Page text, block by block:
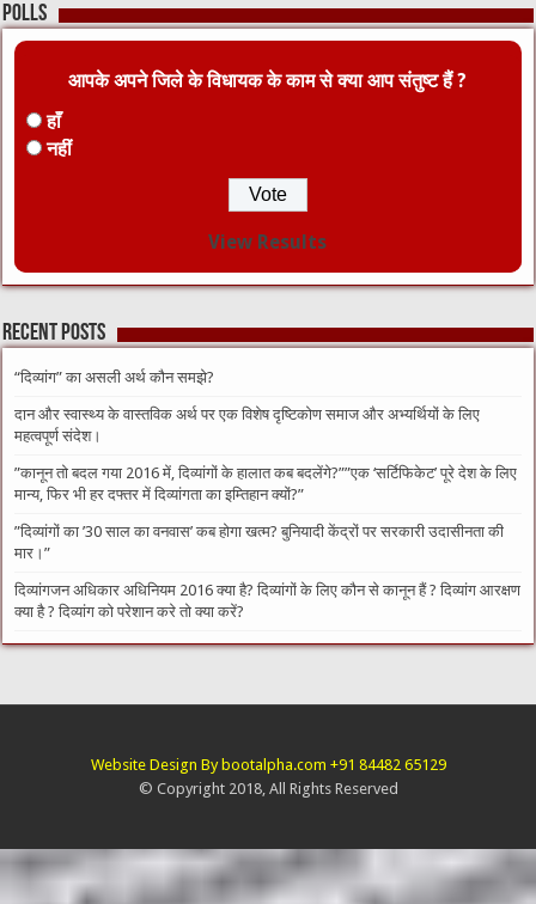
Polls
आपके अपने जिले के विधायक के काम से क्या आप संतुष्ट हैं ?
हाँ
नहीं
View Results
Recent Posts
“दिव्यांग” का असली अर्थ कौन समझे?
दान और स्वास्थ्य के वास्तविक अर्थ पर एक विशेष दृष्टिकोण समाज और अभ्यर्थियों के लिए
महत्वपूर्ण संदेश।
​”कानून तो बदल गया 2016 में, दिव्यांगों के हालात कब बदलेंगे?”​”एक ‘सर्टिफिकेट’ पूरे देश के लिए
मान्य, फिर भी हर दफ्तर में दिव्यांगता का इम्तिहान क्यों?”
​”दिव्यांगों का ’30 साल का वनवास’ कब होगा खत्म? बुनियादी केंद्रों पर सरकारी उदासीनता की
मार।”
दिव्यांगजन अधिकार अधिनियम 2016 क्या है? दिव्यांगों के लिए कौन से कानून हैं ? दिव्यांग आरक्षण
क्या है ? दिव्यांग को परेशान करे तो क्या करें?
Website Design By bootalpha.com +91 84482 65129
© Copyright 2018, All Rights Reserved